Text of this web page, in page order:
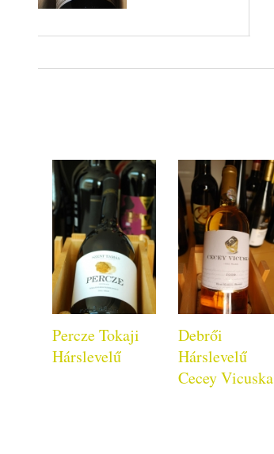
Percze Tokaji
Hárslevelű
Debrői
Hárslevelű
Cecey Vicuska